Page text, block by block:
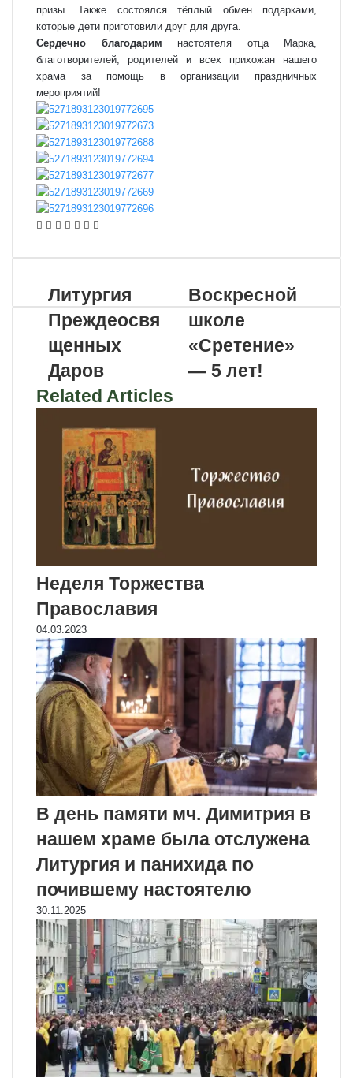
призы. Также состоялся тёплый обмен подарками,
которые дети приготовили друг для друга.
Сердечно благодарим настоятеля отца Марка,
благотворителей, родителей и всех прихожан нашего
храма за помощь в организации праздничных
мероприятий!
VKontakte
Odnoklassniki
WhatsApp
Telegram
ViberПоделиться
почте
Литургия
Преждеосвя
щенных
Даров
Воскресной
школе
«Сретение»
— 5 лет!
Related Articles
Неделя Торжества
Православия
04.03.2023
В день памяти мч. Димитрия в
нашем храме была отслужена
Литургия и панихида по
почившему настоятелю
30.11.2025